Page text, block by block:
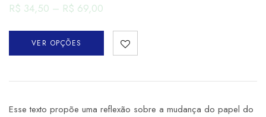
R$ 34,50 – R$ 69,00
VER OPÇÕES
Esse texto propõe uma reflexão sobre a mudança do papel do